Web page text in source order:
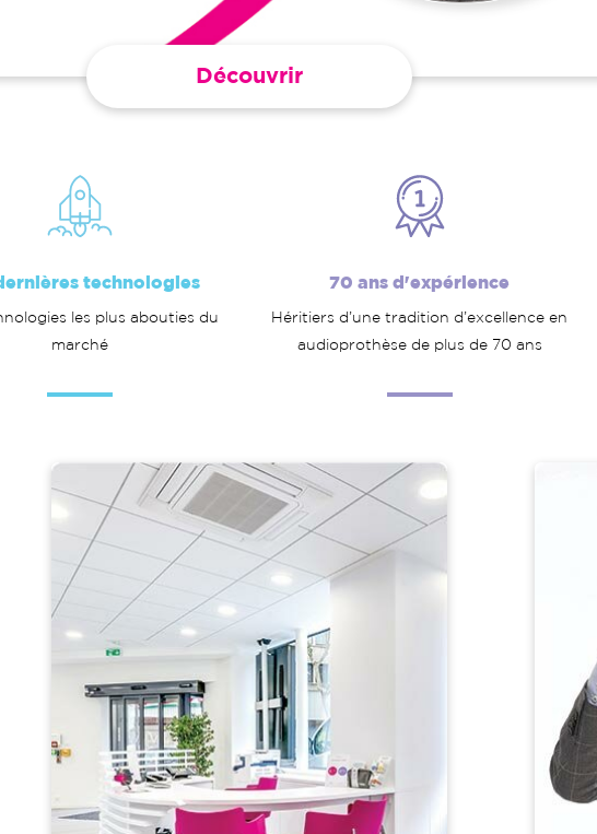
Découvrir
technologies
les plus abouties du
marché
70 ans d'expérience
Héritiers d’une tradition d’excellence en
audioprothèse de plus de 70 ans